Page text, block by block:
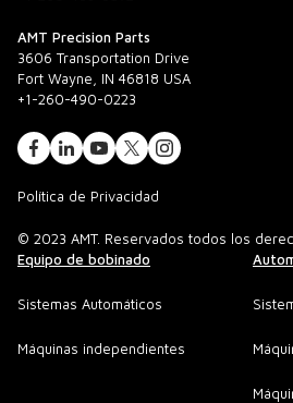
AMT Precision Parts
3606 Transportation Drive
Fort Wayne, IN 46818 USA
+1-260-490-0223
Política de Privacidad
© 2023 AMT. Reservados todos los
Equipo de bobinado
Sistemas Automáticos
Máquinas independientes